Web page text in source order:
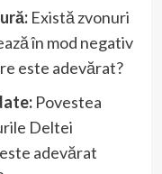
Există zvonuri
în mod negativ
este adevărat?
Povestea
Deltei
adevărat